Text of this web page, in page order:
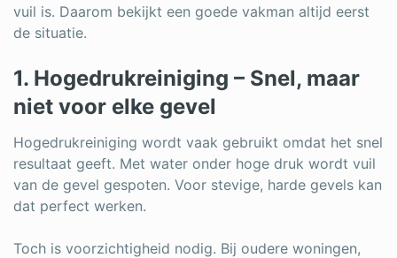
vuil is. Daarom bekijkt een goede vakman altijd eerst
de situatie.
1. Hogedrukreiniging – Snel, maar
niet voor elke gevel
Hogedrukreiniging wordt vaak gebruikt omdat het snel
resultaat geeft. Met water onder hoge druk wordt vuil
van de gevel gespoten. Voor stevige, harde gevels kan
dat perfect werken.
Toch is voorzichtigheid nodig. Bij oudere woningen,